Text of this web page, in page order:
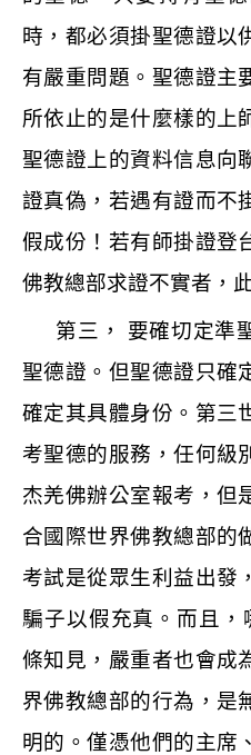
時，都必須掛聖德證以
有嚴重問題。聖德證主
所依止的是什麼樣的上
聖德證上的資料信息向
證真偽，若遇有證而不
假成份！若有師掛證登
佛教總部求證不實者，
第三， 要確切定準
聖德證。但聖德證只確
確定其具體身份。第三
考聖德的服務，任何級
杰羌佛辦公室報考，但
合國際世界佛教總部的
考試是從眾生利益出發
騙子以假充真。而且，
條知見，嚴重者也會成
界佛教總部的行為，是
明的。僅憑他們的主席